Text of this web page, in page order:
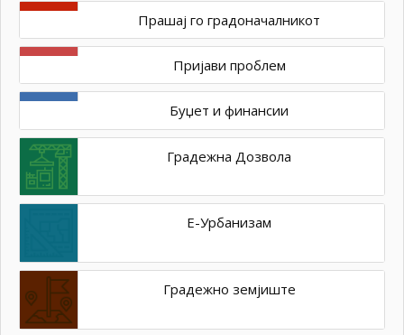
Прашај го градоначалникот
Пријави проблем
Буџет и финансии
Градежна Дозвола
Е-Урбанизам
Градежно земјиште